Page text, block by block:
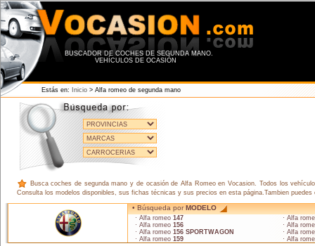
BUSCADOR DE COCHES DE SEGUNDA MANO.
VEHÍCULOS DE OCASIÓN
Estás en: Inicio > Alfa romeo de segunda mano
Busca coches de segunda mano y de ocasión de Alfa Romeo en Vocasion. Todos los
Consulta los modelos disponibles, sus fichas técnicas y sus precios en esta página.Tambien
• Búsqueda porMODELO
· Alfa romeo 147
· Alfa romeo 156
· Alfa romeo 156 SPORTWAGON
· Alfa romeo 159
· Alfa
· Alfa
· Alfa
· Alfa